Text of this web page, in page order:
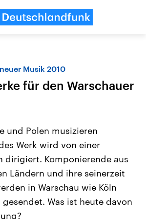
Anhalt
neuen
Koalition aus
USA
Aktuelle Beiträge,
Hintergründe
gehören die Vereinigten
Musik 2010
für den Warschauer
und Polen musizieren
Werk wird von einer
dirigiert. Komponierende aus
Ländern und ihre seinerzeit
in Warschau wie Köln
Was ist heute davon